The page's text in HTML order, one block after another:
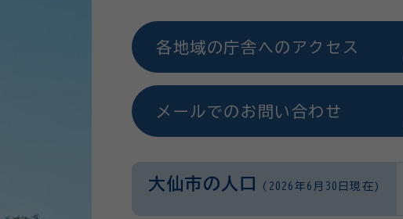
各地域の庁舎へのアクセス
メールでのお問い合わせ
大仙市の人口 (2026年6月30日現在)